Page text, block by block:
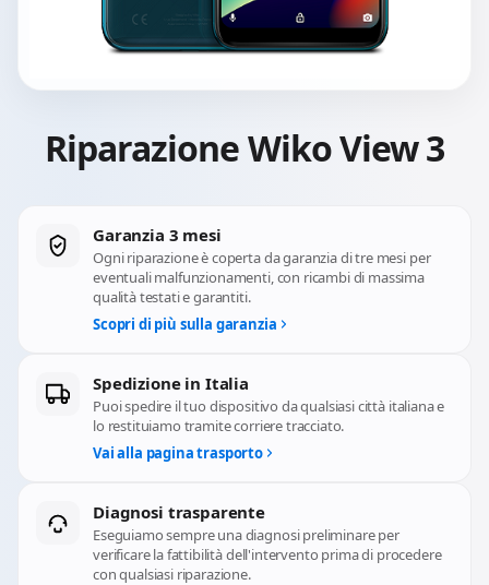
Riparazione Wiko View 3
Garanzia 3 mesi
Ogni riparazione è coperta da garanzia di tre mesi per
eventuali malfunzionamenti, con ricambi di massima
qualità testati e garantiti.
Scopri di più sulla garanzia
Spedizione in Italia
Puoi spedire il tuo dispositivo da qualsiasi città italiana e
lo restituiamo tramite corriere tracciato.
Vai alla pagina trasporto
Diagnosi trasparente
Eseguiamo sempre una diagnosi preliminare per
verificare la fattibilità dell'intervento prima di procedere
con qualsiasi riparazione.